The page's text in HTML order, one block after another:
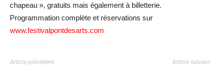
chapeau », gratuits mais également à billetterie.
Programmation complète et réservations sur
www.festivalpontdesarts.com
Article précédent Article suivant